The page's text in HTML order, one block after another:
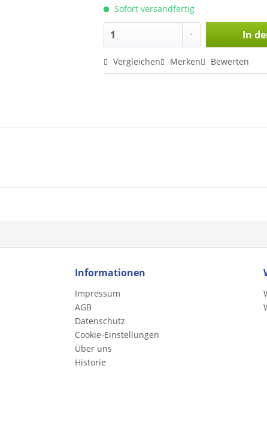
Sofort versandfertig
In
Vergleichen Merken Bewerten
Informationen
Impressum
AGB
Datenschutz
Cookie-Einstellungen
Über uns
Historie